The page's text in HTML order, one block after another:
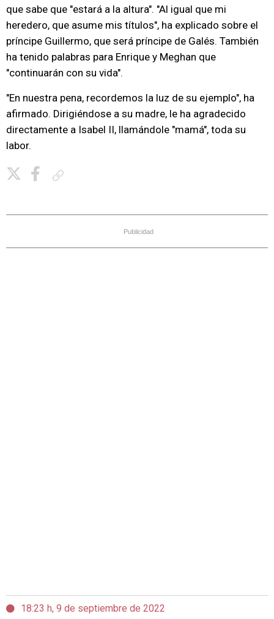
que sabe que "estará a la altura". "Al igual que mi
heredero, que asume mis títulos", ha explicado sobre el
príncipe Guillermo, que será príncipe de Galés. También
ha tenido palabras para Enrique y Meghan que
"continuarán con su vida".
"En nuestra pena, recordemos la luz de su ejemplo", ha
afirmado. Dirigiéndose a su madre, le ha agradecido
directamente a Isabel II, llamándole "mamá", toda su
labor.
Publicidad
18:23 h, 9 de septiembre de 2022